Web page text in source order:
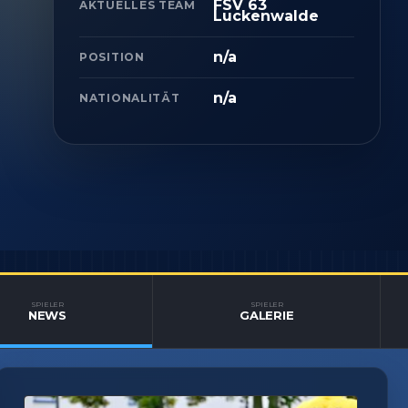
AKTUELLES TEAM FSV 63
Luckenwalde
POSITION n/a
NATIONALITÄT n/a
SPIELER
NEWS
SPIELER
GALERIE